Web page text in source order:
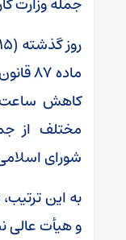
ماده
کاهش ساعت
مختلف از
شورای
به این
و هیأت